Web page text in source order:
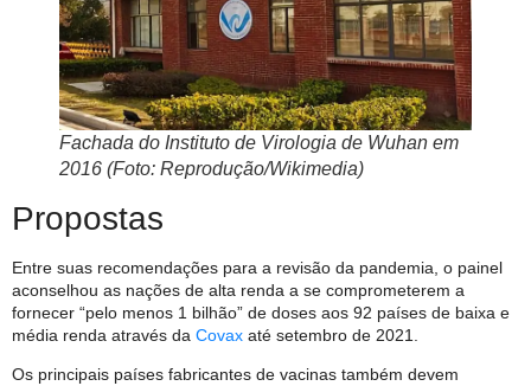
Fachada do Instituto de Virologia de Wuhan em
2016 (Foto: Reprodução/Wikimedia)
Propostas
Entre suas recomendações para a revisão da pandemia, o painel
aconselhou as nações de alta renda a se comprometerem a
fornecer “pelo menos 1 bilhão” de doses aos 92 países de baixa e
média renda através da Covax até setembro de 2021.
Os principais países fabricantes de vacinas também devem